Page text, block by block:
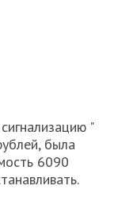
"
была
6090